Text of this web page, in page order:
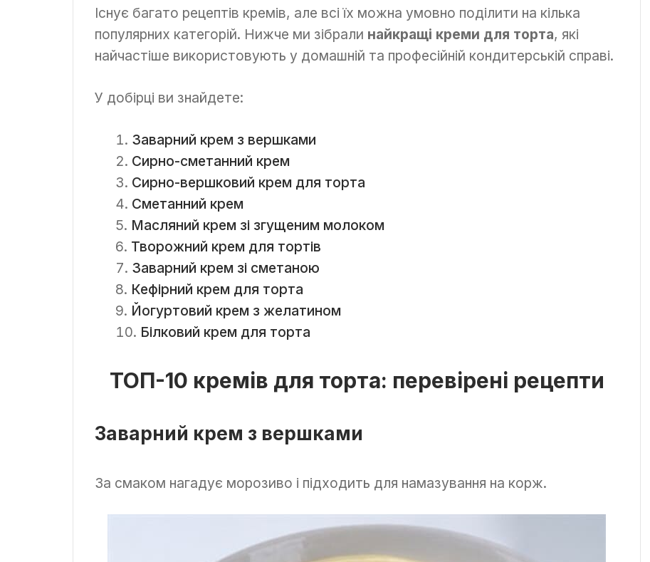
Існує багато рецептів кремів, але всі їх можна умовно поділити на кілька
популярних категорій. Нижче ми зібрали найкращі креми для торта, які
найчастіше використовують у домашній та професійній кондитерській справі.
У добірці ви знайдете:
Заварний крем з вершками
Сирно-сметанний крем
Сирно-вершковий крем для торта
Сметанний крем
Масляний крем зі згущеним молоком
Творожний крем для тортів
Заварний крем зі сметаною
Кефірний крем для торта
Йогуртовий крем з желатином
Білковий крем для торта
ТОП-10 кремів для торта: перевірені рецепти
Заварний крем з вершками
За смаком нагадує морозиво і підходить для намазування на корж.